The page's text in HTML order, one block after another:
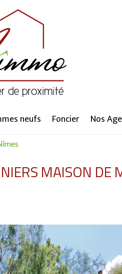
neufs Foncier Nos
MAISON DE